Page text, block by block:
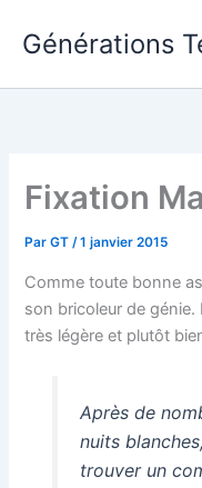
Générations
Fixation
ParGT/1 janvier 2015
Comme toute bonne
son bricoleur de
très légère et plutôt
Après de
nuits
trouver un